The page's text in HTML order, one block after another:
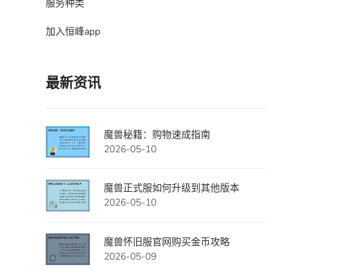
服务种类
加入恒峰app
最新资讯
魔兽秘籍：购物速成指南
2026-05-10
魔兽正式服如何升级到其他版本
2026-05-10
魔兽怀旧服官网购买金币攻略
2026-05-09